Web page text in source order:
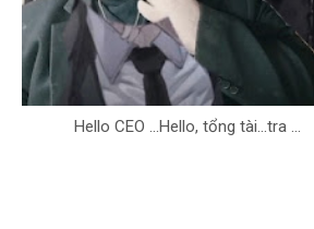
Hello CEO ...Hello, tổng tài...tra ...